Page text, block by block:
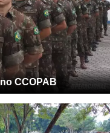
CCOPAB